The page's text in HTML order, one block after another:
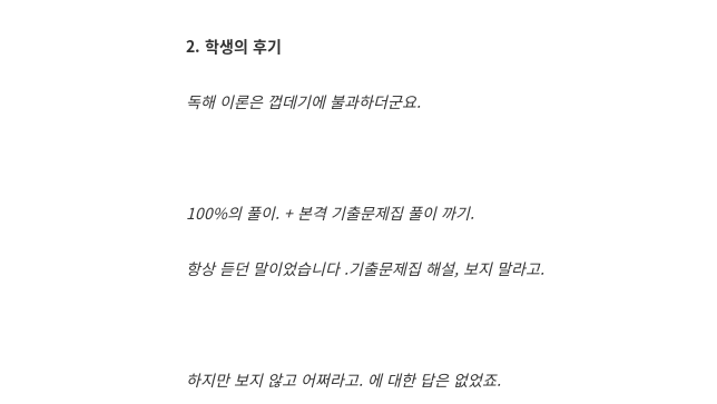
2. 학생의 후기
독해 이론은 껍데기에 불과하더군요.
100%의 풀이. + 본격 기출문제집 풀이 까기.
항상 듣던 말이었습니다 .기출문제집 해설, 보지 말라고.
하지만 보지 않고 어쩌라고. 에 대한 답은 없었죠.